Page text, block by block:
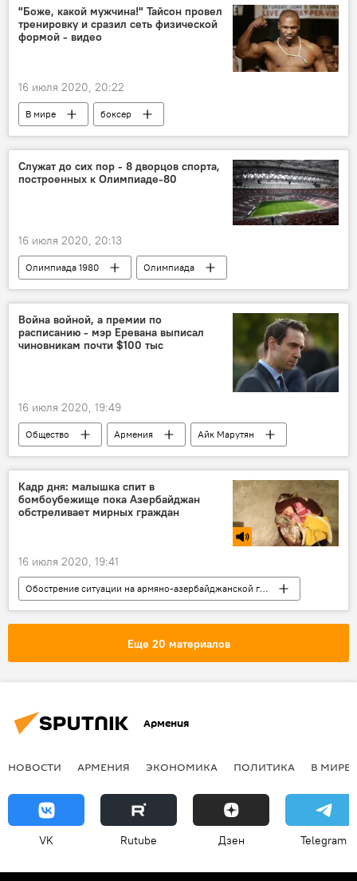
Ереван
Мегри
Новости Армения
Происшествия и инциденты в Армении
ДТП
"Боже, какой мужчина!" Тайсон провел
тренировку и сразил сеть физической
формой - видео
16 июля 2020, 20:22
В мире боксер
Служат до сих пор - 8 дворцов спорта,
построенных к Олимпиаде-80
16 июля 2020, 20:13
Олимпиада 1980 Олимпиада
Война войной, а премии по
расписанию - мэр Еревана выписал
чиновникам почти $100 тыс
16 июля 2020, 19:49
Общество Армения
Айк Марутян
премии
Ереван мэр
Кадр дня: малышка спит в
бомбоубежище пока Азербайджан
обстреливает мирных граждан
16 июля 2020, 19:41
Обострение ситуации на армяно-азербайджанской границе
Общество
Армения
Еще 20 материалов
Армения
НОВОСТИ АРМЕНИЯ ЭКОНОМИКА ПОЛИТИКА В МИРЕ
VK Rutube Дзен Telegram